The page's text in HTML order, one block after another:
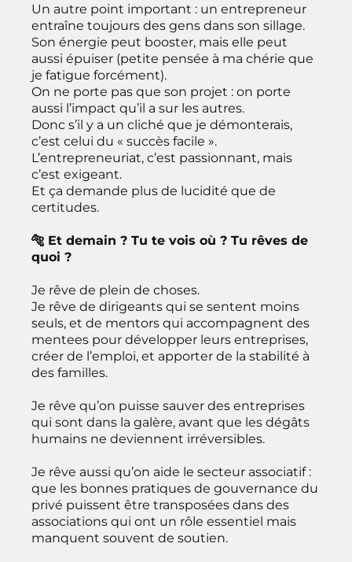
Un autre point important : un entrepreneur
entraîne toujours des gens dans son sillage.
Son énergie peut booster, mais elle peut
aussi épuiser (petite pensée à ma chérie que
je fatigue forcément).
On ne porte pas que son projet : on porte
aussi l’impact qu’il a sur les autres.
Donc s’il y a un cliché que je démonterais,
c’est celui du « succès facile ».
L’entrepreneuriat, c’est passionnant, mais
c’est exigeant.
Et ça demande plus de lucidité que de
certitudes.
🐅 Et demain ? Tu te vois où ? Tu rêves de
quoi ?
Je rêve de plein de choses.
Je rêve de dirigeants qui se sentent moins
seuls, et de mentors qui accompagnent des
mentees pour développer leurs entreprises,
créer de l’emploi, et apporter de la stabilité à
des familles.
Je rêve qu’on puisse sauver des entreprises
qui sont dans la galère, avant que les dégâts
humains ne deviennent irréversibles.
Je rêve aussi qu’on aide le secteur associatif :
que les bonnes pratiques de gouvernance du
privé puissent être transposées dans des
associations qui ont un rôle essentiel mais
manquent souvent de soutien.